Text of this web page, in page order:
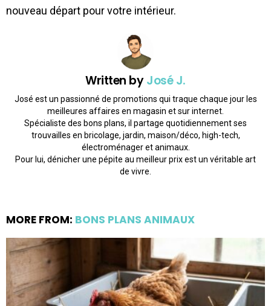
nouveau départ pour votre intérieur.
Written byJosé J.
José est un passionné de promotions qui traque chaque jour les
meilleures affaires en magasin et sur internet.
Spécialiste des bons plans, il partage quotidiennement ses
trouvailles en bricolage, jardin, maison/déco, high-tech,
électroménager et animaux.
Pour lui, dénicher une pépite au meilleur prix est un véritable art
de vivre.
MORE FROM: BONS PLANS ANIMAUX